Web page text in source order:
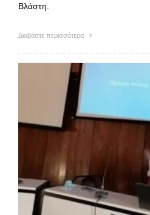
Βλάστη.
Διαβάστε περισσότερα